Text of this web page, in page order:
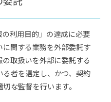
利用目的」の達成に必要
に関する業務を外部委託す
取扱いを外部に委託する
る者を選定し、かつ、契約
な監督を行います。